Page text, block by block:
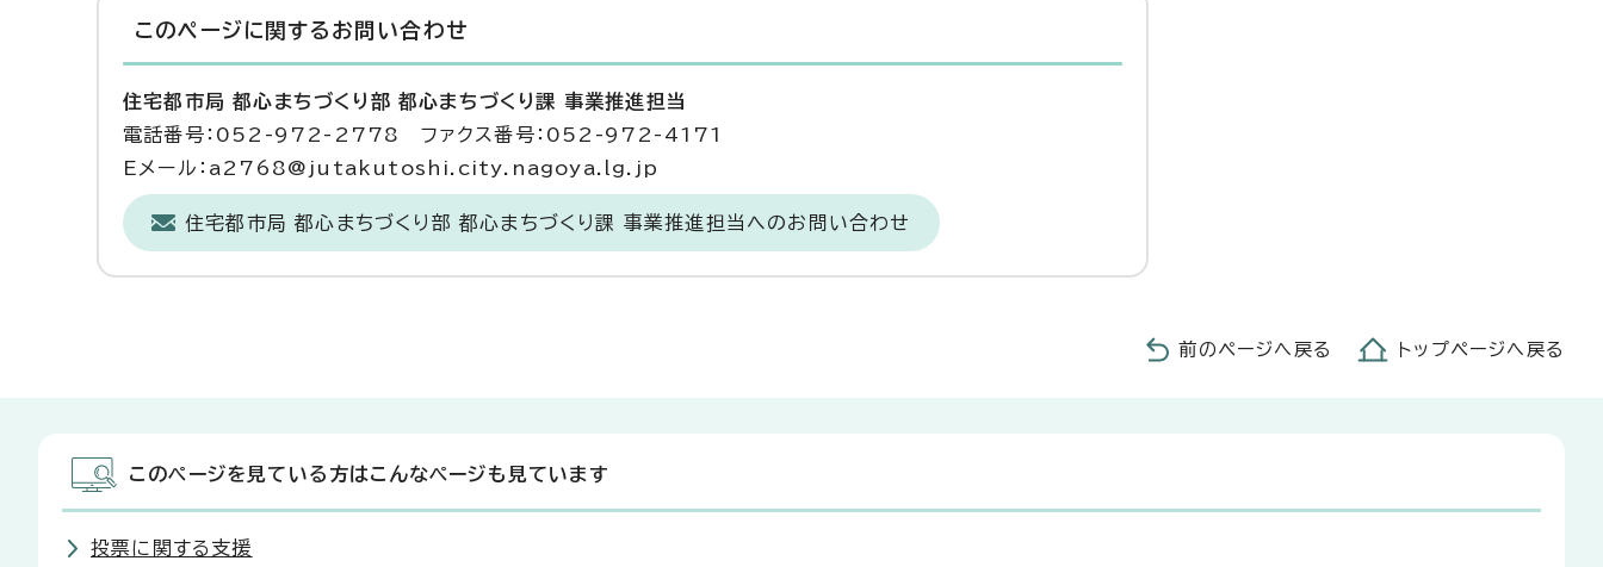
このページに関する お問い合わせ
住宅都市局 都心まちづくり部 都心まちづくり課 事業推進担当
電話番号：052-972-2778 ファクス番号：052-972-4171
Eメール：a2768@jutakutoshi.city.nagoya.lg.jp
住宅都市局 都心まちづくり部 都心まちづくり課 事業推進担当へのお問い合わせ
前のページへ戻る トップページへ戻る
このページを見ている方はこんなページも見ています
投票に関する支援